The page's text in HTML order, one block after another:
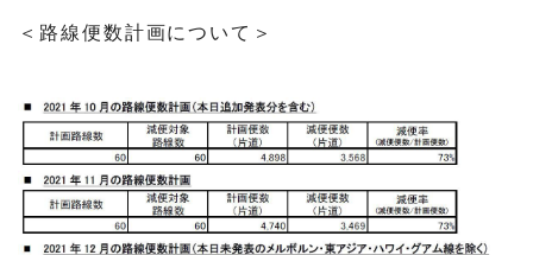
＜路線便数計画について＞